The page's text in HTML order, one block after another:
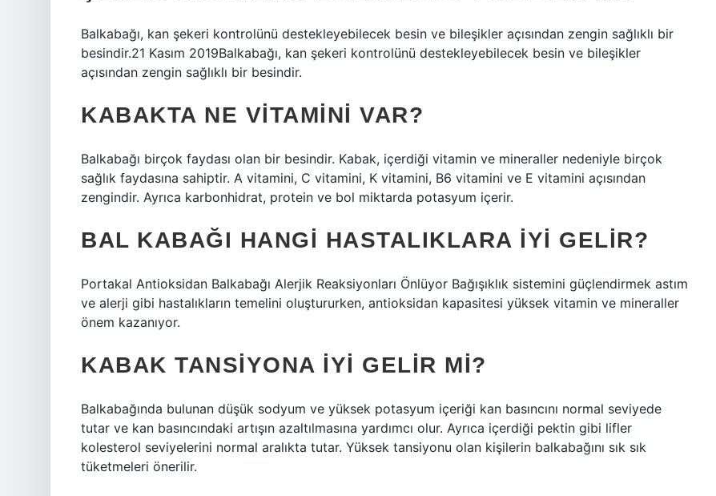
Balkabağı, kan şekeri kontrolünü destekleyebilecek besin ve bileşikler açısından zengin sağlıklı bir
besindir.21 Kasım 2019Balkabağı, kan şekeri kontrolünü destekleyebilecek besin ve bileşikler
açısından zengin sağlıklı bir besindir.
KABAKTA NE VITAMINI VAR?
Balkabağı birçok faydası olan bir besindir. Kabak, içerdiği vitamin ve mineraller nedeniyle birçok
sağlık faydasına sahiptir. A vitamini, C vitamini, K vitamini, B6 vitamini ve E vitamini açısından
zengindir. Ayrıca karbonhidrat, protein ve bol miktarda potasyum içerir.
BAL KABAĞI HANGI HASTALIKLARA IYI GELIR?
Portakal Antioksidan Balkabağı Alerjik Reaksiyonları Önlüyor Bağışıklık sistemini güçlendirmek astım
ve alerji gibi hastalıkların temelini oluştururken, antioksidan kapasitesi yüksek vitamin ve mineraller
önem kazanıyor.
KABAK TANSIYONA IYI GELIR MI?
Balkabağında bulunan düşük sodyum ve yüksek potasyum içeriği kan basıncını normal seviyede
tutar ve kan basıncındaki artışın azaltılmasına yardımcı olur. Ayrıca içerdiği pektin gibi lifler
kolesterol seviyelerini normal aralıkta tutar. Yüksek tansiyonu olan kişilerin balkabağını sık sık
tüketmeleri önerilir.